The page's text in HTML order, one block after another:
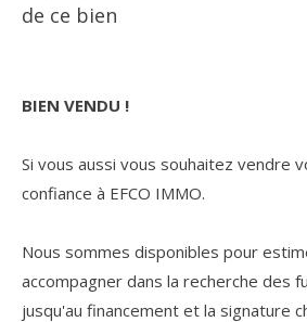
de ce bien
BIEN VENDU !
Si vous aussi vous souhaitez vendre
confiance à EFCO IMMO.
Nous sommes disponibles pour
accompagner dans la recherche des
jusqu'au financement et la signature